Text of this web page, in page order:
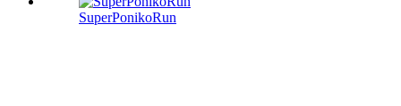
SuperPonikoRun